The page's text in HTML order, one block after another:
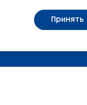
Принять